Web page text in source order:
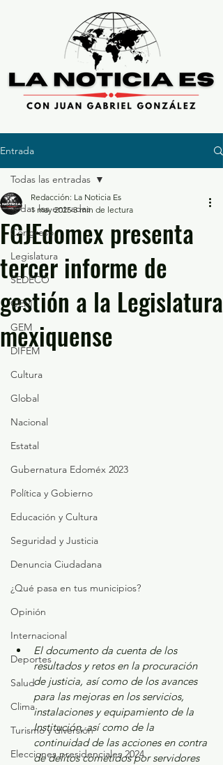
Entrada
Todas las entradas
Congreso
Legislatura
SEDECO
GEM
GEM
DIFEM
Cultura
Global
Nacional
Estatal
Gubernatura Edoméx 2023
Política y Gobierno
Educación y Cultura
Seguridad y Justicia
Denuncia Ciudadana
¿Qué pasa en tus municipios?
Opinión
Internacional
Deportes
Salud
Clima
Turismo y diversión
Elecciones presidenciales 2024
Todas las entradas
FGJEdomex presenta
tercer informe de
gestión a la Legislatura
mexiquense
Redacción: La Noticia Es
1 may 2025 3 min de lectura
El documento da cuenta de los
resultados y retos en la procuración
de justicia, así como de los avances
para las mejoras en los servicios,
instalaciones y equipamiento de la
Institución, así como de la
continuidad de las acciones en contra
de delitos cometidos por servidores